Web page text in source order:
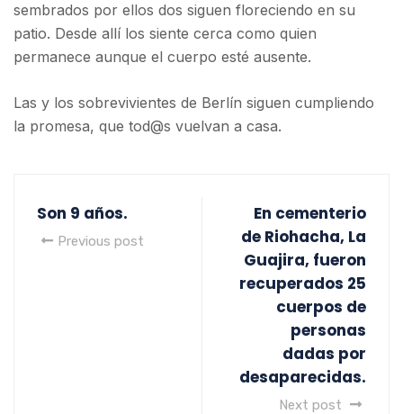
sembrados por ellos dos siguen floreciendo en su
patio. Desde allí los siente cerca como quien
permanece aunque el cuerpo esté ausente.
Las y los sobrevivientes de Berlín siguen cumpliendo
la promesa, que tod@s vuelvan a casa.
Son 9 años.
Previous post
En cementerio
de Riohacha, La
Guajira, fueron
recuperados 25
cuerpos de
personas
dadas por
desaparecidas.
Next post